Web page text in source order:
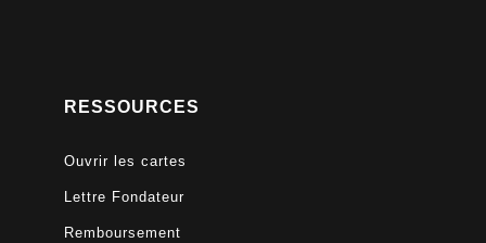
RESSOURCES
Ouvrir les cartes
Lettre Fondateur
Remboursement